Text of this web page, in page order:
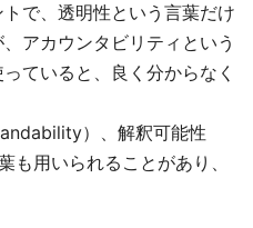
で、透明性という言葉だけ
アカウンタビリティという
ていると、良く分からなく
）、解釈可能性
も用いられることがあり、